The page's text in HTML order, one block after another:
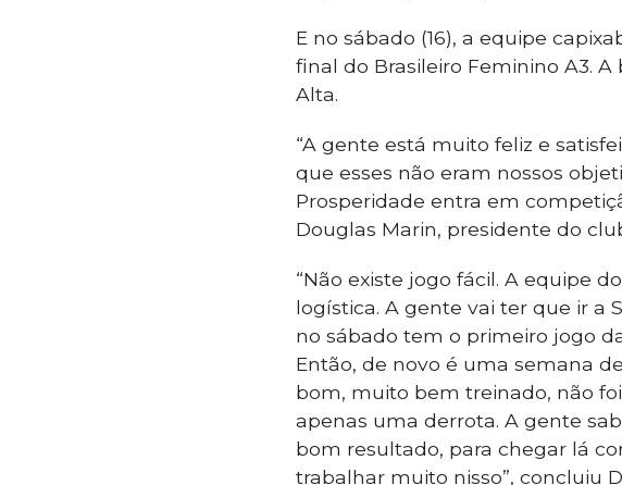
E no sábado (16), a equipe
final do Brasileiro Feminino A3.
Alta.
“A gente está muito feliz e
que esses não eram nossos
Prosperidade entra em
Douglas Marin, presidente do
“Não existe jogo fácil. A equipe
logística. A gente vai ter que ir a
no sábado tem o primeiro jogo
Então, de novo é uma semana
bom, muito bem treinado, não
apenas uma derrota. A gente
bom resultado, para chegar lá
trabalhar muito nisso”, concluiu